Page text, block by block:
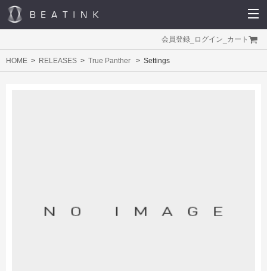
会員登録 ログイン カート
HOME RELEASES True Panther Settings